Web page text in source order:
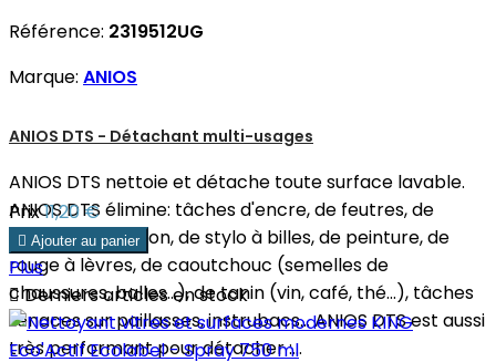
Référence: 2319512UG
Marque: ANIOS
ANIOS DTS - Détachant multi-usages
ANIOS DTS nettoie et détache toute surface lavable.
ANIOS DTS élimine: tâches d'encre, de feutres, de
marker, de crayon, de stylo à billes, de peinture, de
rouge à lèvres, de caoutchouc (semelles de
chaussures, balles...), de tanin (vin, café, thé...), tâches
tenaces sur paillasses, instrubacs... ANIOS DTS est aussi
très performant pour détacher :...
Prix11,20 €
 Ajouter au panier
Plus
Derniers articles en stock